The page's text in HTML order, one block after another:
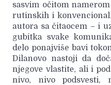
sasvim očitom
rutinskih i
autora sa čitaocem – i
gubitka svake
delo ponajviše bavi
Dilanovo nastoji da
njegove vlastite, ali i
nivo, nivo podsvesti,